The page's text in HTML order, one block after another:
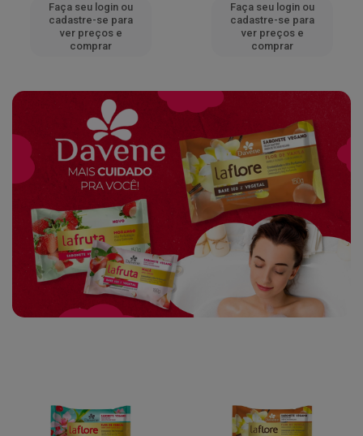
Faça seu login ou
cadastre-se para
ver preços e
comprar
Faça seu login ou
cadastre-se para
ver preços e
comprar